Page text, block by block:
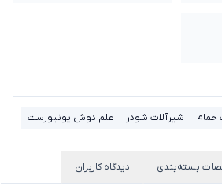
حمام شیرآلات شودر
علم دوش یونیورست
بسته‌بندی دیدگاه کاربران